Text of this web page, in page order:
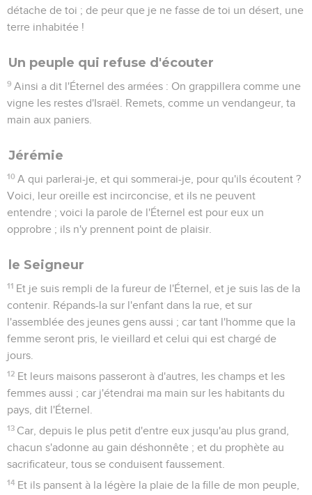
détache de toi ; de peur que je ne fasse de toi un désert, une
terre inhabitée !
Un peuple qui refuse d'écouter
9 Ainsi a dit l'Éternel des armées : On grappillera comme une
vigne les restes d'Israël. Remets, comme un vendangeur, ta
main aux paniers.
Jérémie
10 A qui parlerai-je, et qui sommerai-je, pour qu'ils écoutent ?
Voici, leur oreille est incirconcise, et ils ne peuvent
entendre ; voici la parole de l'Éternel est pour eux un
opprobre ; ils n'y prennent point de plaisir.
le Seigneur
11 Et je suis rempli de la fureur de l'Éternel, et je suis las de la
contenir. Répands-la sur l'enfant dans la rue, et sur
l'assemblée des jeunes gens aussi ; car tant l'homme que la
femme seront pris, le vieillard et celui qui est chargé de
jours.
12 Et leurs maisons passeront à d'autres, les champs et les
femmes aussi ; car j'étendrai ma main sur les habitants du
pays, dit l'Éternel.
13 Car, depuis le plus petit d'entre eux jusqu'au plus grand,
chacun s'adonne au gain déshonnête ; et du prophète au
sacrificateur, tous se conduisent faussement.
14 Et ils pansent à la légère la plaie de la fille de mon peuple,